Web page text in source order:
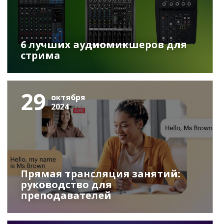
6 лучших аудиомикшеров для
стрима
29 октября
2024
Прямая трансляция занятий:
руководство для
преподавателей